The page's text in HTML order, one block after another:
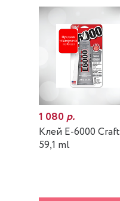
1 080р.
Клей E-6000 Craft
59,1 ml